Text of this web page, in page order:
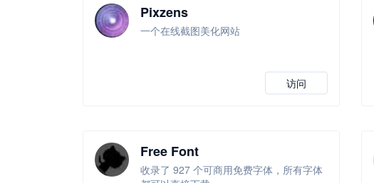
Pixzens
一个在线截图美化网站
访问
Free Font
收录了 927 个可商用免费字体，所有字体